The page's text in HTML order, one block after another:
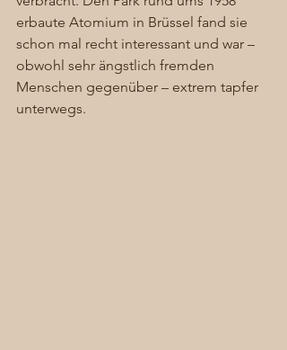
erbaute Atomium in Brüssel fand sie
schon mal recht interessant und war –
obwohl sehr ängstlich fremden
Menschen gegenüber – extrem tapfer
unterwegs.